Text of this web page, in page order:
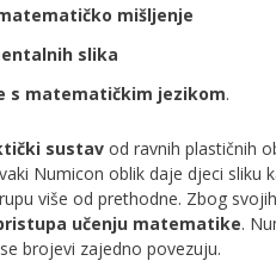
mišljenje
slika
s matematičkim jezikom.
sustav od ravnih plastičnih
Numicon oblik daje djeci
više od prethodne. Zbog
učenju matematike.
brojevi zajedno povezuju.